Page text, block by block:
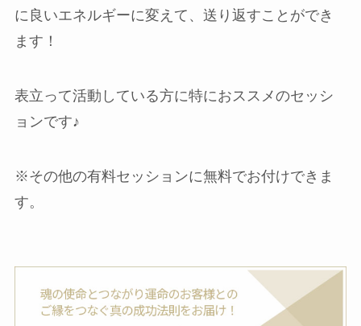
に良いエネルギーに変えて、送り返すことができ
ます！
表立って活動している方に特におススメのセッシ
ョンです♪
※その他の有料セッションに無料でお付けできま
す。